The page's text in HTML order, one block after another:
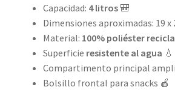
Capacidad: 4 litros🎒
Dimensiones aproximadas: 19 x
Material: 100% poliéster
Superficie resistente al agua 💧
Compartimento principal
Bolsillo frontal para snacks 🍎